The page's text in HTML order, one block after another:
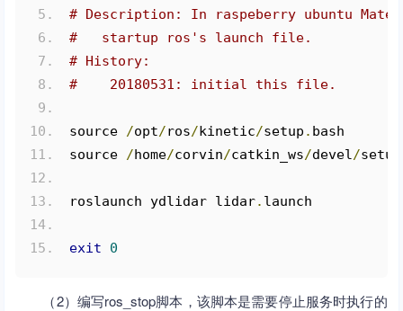
# Description: In raspeberry ubuntu
#   startup ros's launch file.
# History:
#    20180531: initial this file.
source /opt/ros/kinetic/setup . bash
source /home/corvin/catkin_ws/devel/setup
roslaunch ydlidar lidar. launch
exit 0
（2）编写ros_stop脚本，该脚本是需要停止服务时执行的